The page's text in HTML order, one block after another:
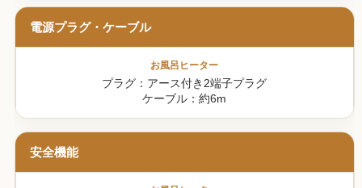
電源プラグ・ケーブル
プラグ：アース付き2端子プラグ
ケーブル：約6m
安全機能